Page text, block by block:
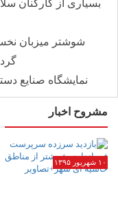
بسیاری از کارکنان
شوشتر میزبان
نمایشگاه صنایع
مشروح اخبار
۱۰ شهریور ۱۳۹۵